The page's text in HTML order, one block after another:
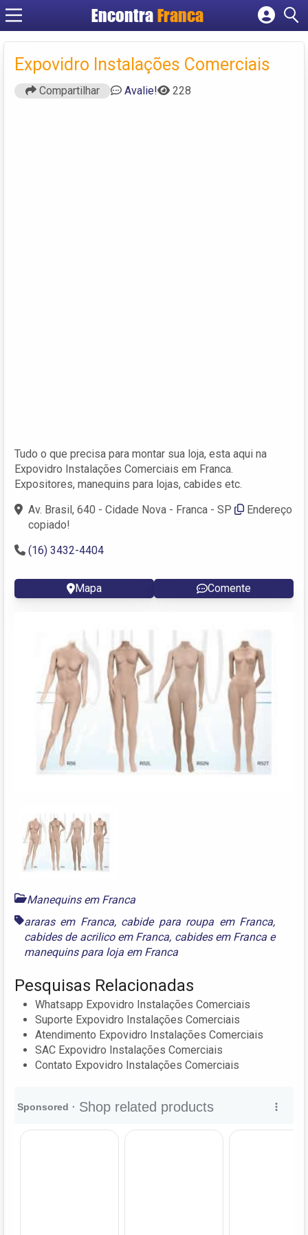
Encontra Franca
Cadastrar empresa
Fazer login
Criar conta
Expovidro Instalações Comerciais
Compartilhar Avalie! 228
Tudo o que precisa para montar sua loja, esta aqui na
Expovidro Instalações Comerciais em Franca.
Expositores, manequins para lojas, cabides etc.
Av. Brasil, 640 - Cidade Nova - Franca - SP
Endereço
copiado!
(16) 3432-4404
Mapa Comente
Manequins em Franca
araras em Franca, cabide para roupa em Franca,
cabides de acrilico em Franca, cabides em Franca e
manequins para loja em Franca
Pesquisas Relacionadas
Whatsapp Expovidro Instalações Comerciais
Suporte Expovidro Instalações Comerciais
Atendimento Expovidro Instalações Comerciais
SAC Expovidro Instalações Comerciais
Contato Expovidro Instalações Comerciais